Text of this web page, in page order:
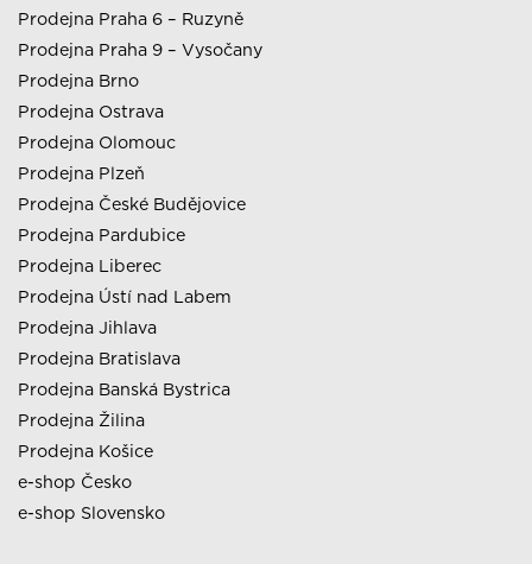
Prodejna Praha 6 – Ruzyně
Prodejna Praha 9 – Vysočany
Prodejna Brno
Prodejna Ostrava
Prodejna Olomouc
Prodejna Plzeň
Prodejna České Budějovice
Prodejna Pardubice
Prodejna Liberec
Prodejna Ústí nad Labem
Prodejna Jihlava
Prodejna Bratislava
Prodejna Banská Bystrica
Prodejna Žilina
Prodejna Košice
e-shop Česko
e-shop Slovensko